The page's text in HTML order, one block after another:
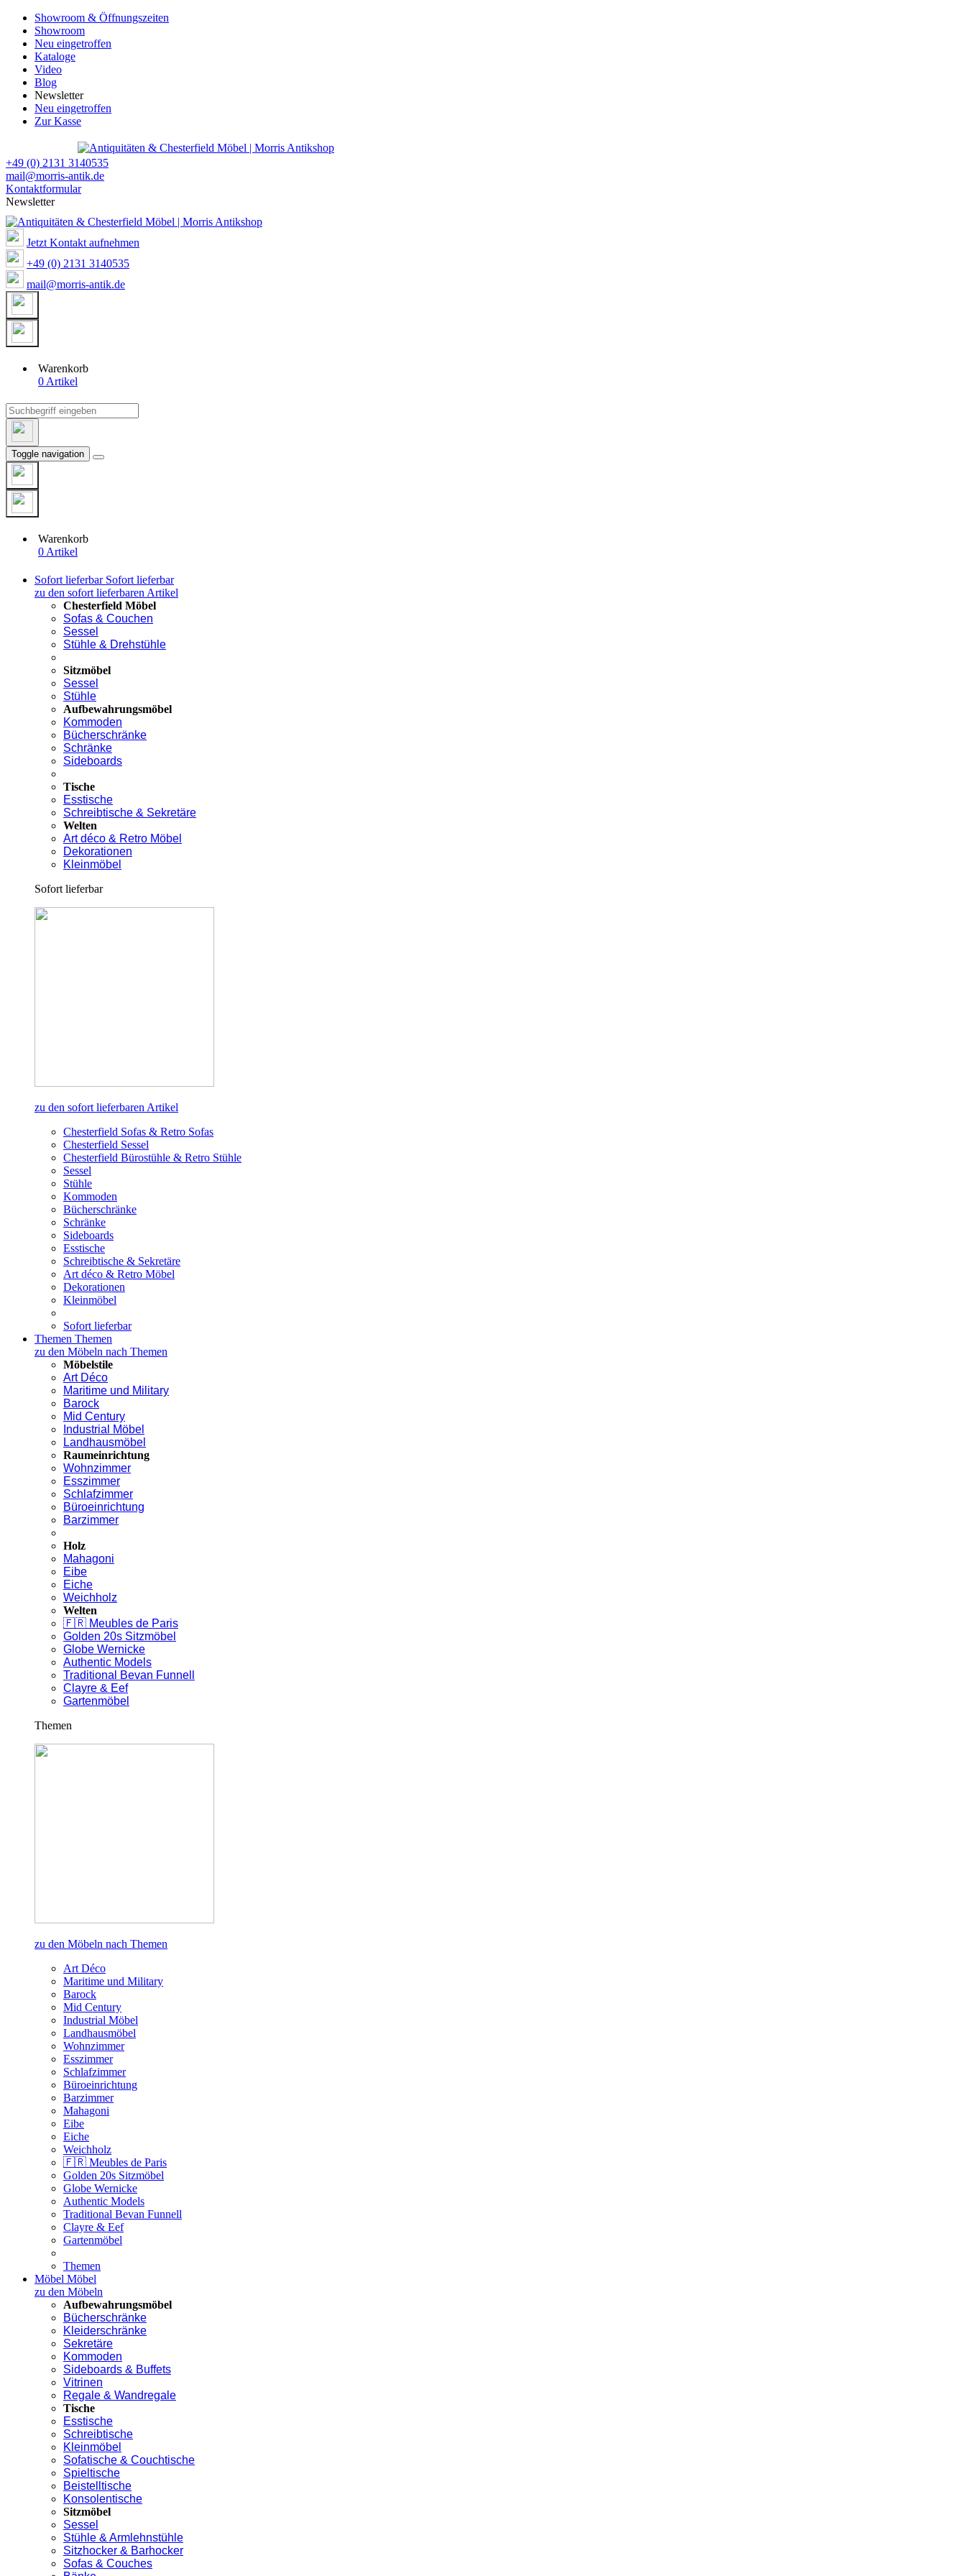
Showroom & Öffnungszeiten
Showroom
Neu eingetroffen
Kataloge
Video
Blog
Newsletter
Neu eingetroffen
Zur Kasse
+49 (0) 2131 3140535
mail@morris-antik.de
Kontaktformular
Newsletter
Jetzt Kontakt aufnehmen
+49 (0) 2131 3140535
mail@morris-antik.de
Warenkorb
0 Artikel
Toggle navigation
Warenkorb
0 Artikel
Sofort lieferbar Sofort lieferbar
zu den sofort lieferbaren Artikel
Chesterfield Möbel
Sofas & Couchen
Sessel
Stühle & Drehstühle
Sitzmöbel
Sessel
Stühle
Aufbewahrungsmöbel
Kommoden
Bücherschränke
Schränke
Sideboards
Tische
Esstische
Schreibtische & Sekretäre
Welten
Art déco & Retro Möbel
Dekorationen
Kleinmöbel
Sofort lieferbar
zu den sofort lieferbaren Artikel
Chesterfield Sofas & Retro Sofas
Chesterfield Sessel
Chesterfield Bürostühle & Retro Stühle
Sessel
Stühle
Kommoden
Bücherschränke
Schränke
Sideboards
Esstische
Schreibtische & Sekretäre
Art déco & Retro Möbel
Dekorationen
Kleinmöbel
Sofort lieferbar
Themen Themen
zu den Möbeln nach Themen
Möbelstile
Art Déco
Maritime und Military
Barock
Mid Century
Industrial Möbel
Landhausmöbel
Raumeinrichtung
Wohnzimmer
Esszimmer
Schlafzimmer
Büroeinrichtung
Barzimmer
Holz
Mahagoni
Eibe
Eiche
Weichholz
Welten
🇫🇷 Meubles de Paris
Golden 20s Sitzmöbel
Globe Wernicke
Authentic Models
Traditional Bevan Funnell
Clayre & Eef
Gartenmöbel
Themen
zu den Möbeln nach Themen
Art Déco
Maritime und Military
Barock
Mid Century
Industrial Möbel
Landhausmöbel
Wohnzimmer
Esszimmer
Schlafzimmer
Büroeinrichtung
Barzimmer
Mahagoni
Eibe
Eiche
Weichholz
🇫🇷 Meubles de Paris
Golden 20s Sitzmöbel
Globe Wernicke
Authentic Models
Traditional Bevan Funnell
Clayre & Eef
Gartenmöbel
Themen
Möbel Möbel
zu den Möbeln
Aufbewahrungsmöbel
Bücherschränke
Kleiderschränke
Sekretäre
Kommoden
Sideboards & Buffets
Vitrinen
Regale & Wandregale
Tische
Esstische
Schreibtische
Kleinmöbel
Sofatische & Couchtische
Spieltische
Beistelltische
Konsolentische
Sitzmöbel
Sessel
Stühle & Armlehnstühle
Sitzhocker & Barhocker
Sofas & Couches